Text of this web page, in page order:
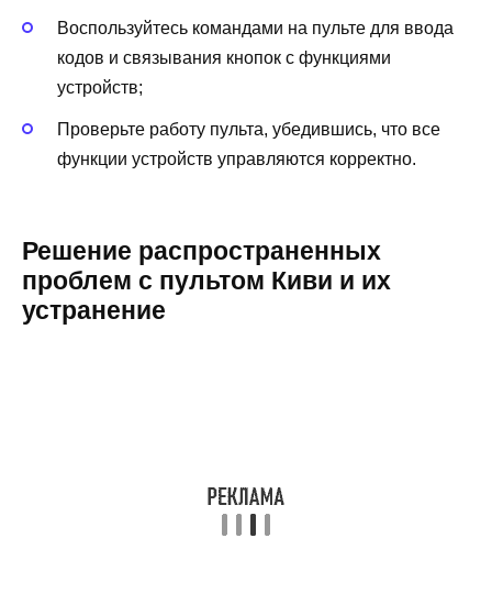
Воспользуйтесь командами на пульте для ввода
кодов и связывания кнопок с функциями
устройств;
Проверьте работу пульта, убедившись, что все
функции устройств управляются корректно.
Решение распространенных
проблем с пультом Киви и их
устранение